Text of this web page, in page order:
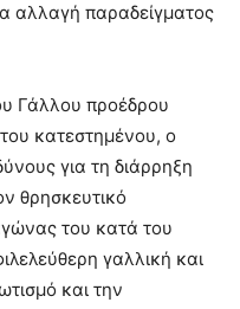
αλλαγή παραδείγματος
Γάλλου προέδρου
κατεστημένου, ο
για τη διάρρηξη
θρησκευτικό
του κατά του
γαλλική και
και την